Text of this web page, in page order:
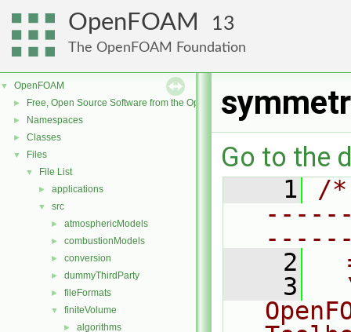
OpenFOAM 13
The OpenFOAM Foundation
▼ OpenFOAM
► Free, Open Source Software from the OpenFOAM Foundation
► Namespaces
► Classes
▼ Files
▼ File List
► applications
▼ src
► atmosphericModels
► combustionModels
► conversion
► dummyThirdParty
► fileFormats
▼ finiteVolume
► algorithms
Go to the
    1
/
    2
    3